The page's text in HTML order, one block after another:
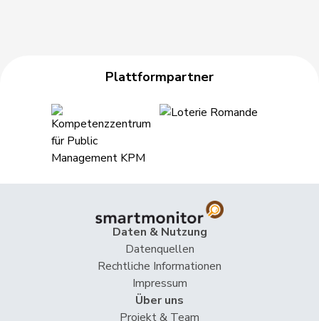
Plattformpartner
Daten & Nutzung
Datenquellen
Rechtliche Informationen
Impressum
Über uns
Projekt & Team